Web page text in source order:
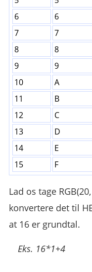
6
6
7
7
8
8
9
9
10
A
11
B
12
C
13
D
14
E
15
F
Lad os tage
konvertere det til
at 16 er grundtal.
Eks. 16*1+4